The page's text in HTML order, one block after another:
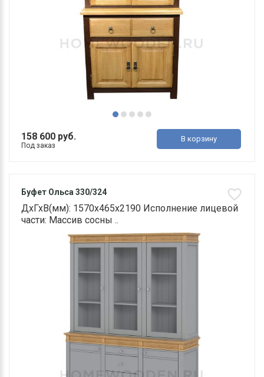
158 600 руб.
Под заказ
В корзину
Буфет Ольса 330/324
ДхГхВ(мм): 1570х465х2190 Исполнение лицевой
части: Массив сосны ..